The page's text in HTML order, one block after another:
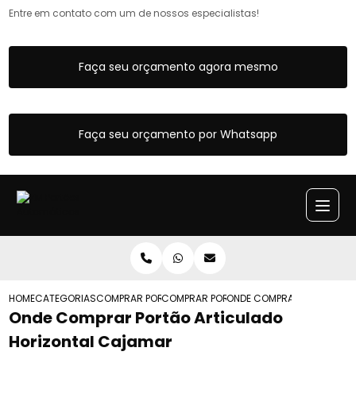
Entre em contato com um de nossos especialistas!
Faça seu orçamento agora mesmo
Faça seu orçamento por Whatsapp
HOMECATEGORIASCOMPRAR PORTOES ARTICULADOS
COMPRAR PORTAO ARTICULADO
ONDE COMPRAR PORTAO
Onde Comprar Portão Articulado
Horizontal Cajamar